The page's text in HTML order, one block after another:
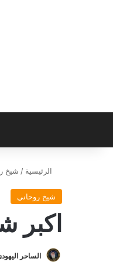
الرئيسية / شيخ
شيخ روحاني
اكبر
الساحر